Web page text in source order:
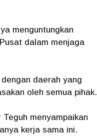
menguntungkan
dalam menjaga
daerah yang
oleh semua pihak.
menyampaikan
kerja sama ini.